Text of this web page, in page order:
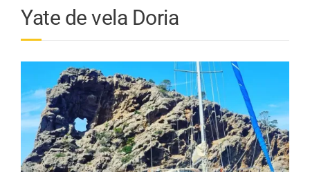
Yate de vela Doria